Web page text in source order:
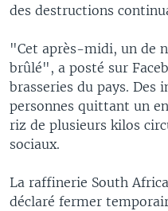
des destructions
"Cet après-midi, un de
brûlé", a posté sur
brasseries du pays. Des
personnes quittant un
riz de plusieurs kilos
sociaux.
La raffinerie South
déclaré fermer